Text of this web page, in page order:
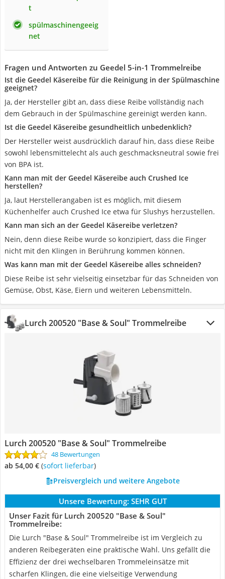
t
spülmaschinengeeig
net
Fragen und Antworten zu Geedel 5-in-1 Trommelreibe
Ist die Geedel Käsereibe für die Reinigung in der Spülmaschine
geeignet?
Ja, der Hersteller gibt an, dass diese Reibe vollständig nach
dem Gebrauch in der Spülmaschine gereinigt werden kann.
Ist die Geedel Käsereibe gesundheitlich unbedenklich?
Der Hersteller weist ausdrücklich darauf hin, dass diese Reibe
sowohl lebensmittelecht als auch geschmacksneutral sowie frei
von BPA ist.
Kann man mit der Geedel Käsereibe auch Crushed Ice
herstellen?
Ja, laut Herstellerangaben ist es möglich, mit diesem
Küchenhelfer auch Crushed Ice etwa für Slushys herzustellen.
Kann man sich an der Geedel Käsereibe verletzen?
Nein, denn diese Reibe wurde so konzipiert, dass die Finger
nicht mit den Klingen in Berührung kommen können.
Was kann man mit der Geedel Käsereibe alles schneiden?
Diese Reibe ist sehr vielseitig einsetzbar für das Schneiden von
Gemüse, Obst, Käse, Eiern und weiteren Lebensmitteln.
Lurch 200520 "Base & Soul" Trommelreibe
Lurch 200520 "Base & Soul" Trommelreibe
48 Bewertungen
ab 54,00 € ( Sofort lieferbar)
Preisvergleich und weitere Angebote
Unsere Bewertung: SEHR GUT
Unser Fazit für Lurch 200520 "Base & Soul"
Trommelreibe:
Die Lurch "Base & Soul" Trommelreibe ist im Vergleich zu
anderen Reibegeräten eine praktische Wahl. Uns gefällt die
Effizienz der drei wechselbaren Trommeleinsätze mit
scharfen Klingen, die eine vielseitige Verwendung